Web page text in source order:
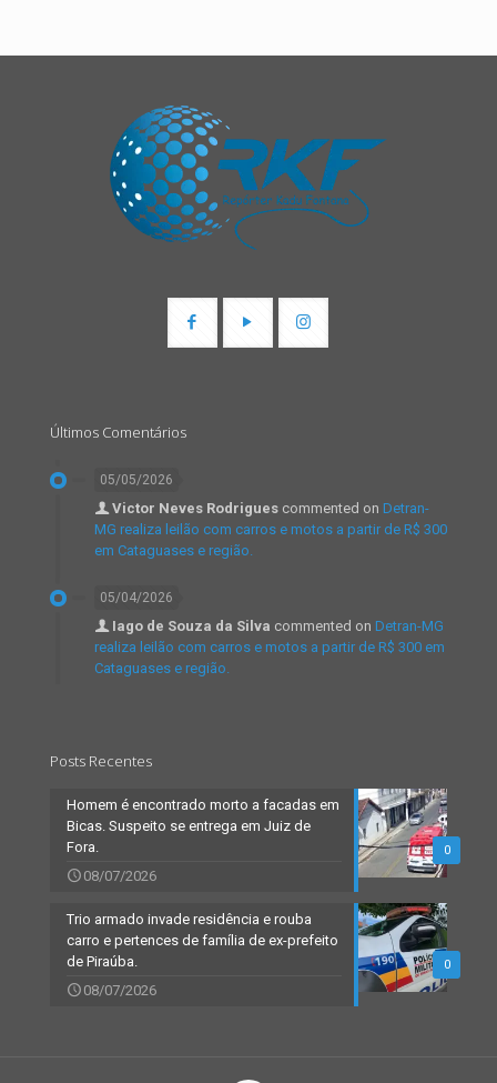
Últimos Comentários
05/05/2026
Victor Neves Rodrigues commented on Detran-
MG realiza leilão com carros e motos a partir de R$ 300
em Cataguases e região.
05/04/2026
Iago de Souza da Silva commented on Detran-MG
realiza leilão com carros e motos a partir de R$ 300 em
Cataguases e região.
Posts Recentes
0
Homem é encontrado morto a facadas em
Bicas. Suspeito se entrega em Juiz de
Fora.
08/07/2026
0
Trio armado invade residência e rouba
carro e pertences de família de ex-prefeito
de Piraúba.
08/07/2026